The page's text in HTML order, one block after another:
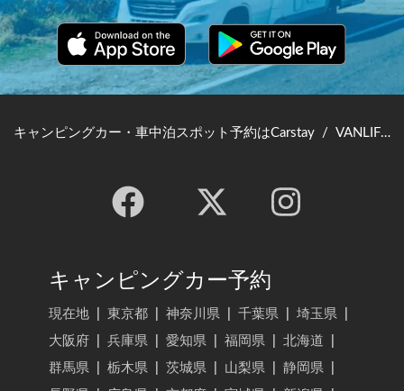
キャンピングカー・車中泊スポット予約はCarstay / VANLIFE JAPAN TOP
キャンピングカー予約
現在地 東京都 神奈川県 千葉県 埼玉県
大阪府
兵庫県 愛知県 福岡県 北海道
群馬県
栃木県 茨城県 山梨県 静岡県